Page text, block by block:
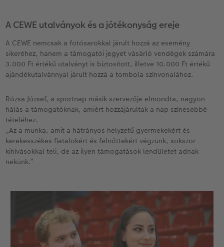
A CEWE utalványok és a jótékonyság ereje
A CEWE nemcsak a fotósarokkal járult hozzá az esemény
sikeréhez, hanem a támogatói jegyet vásárló vendégek számára
3.000 Ft értékű utalványt is biztosított, illetve 10.000 Ft értékű
ajándékutalvánnyal járult hozzá a tombola színvonalához.
Rózsa József, a sportnap másik szervezője elmondta, nagyon
hálás a támogatóknak, amiért hozzájárultak a nap színesebbé
tételéhez.
„Az a munka, amit a hátrányos helyzetű gyermekekért és
kerekesszékes fiatalokért és felnőttekért végzünk, sokszor
kihívásokkal teli, de az ilyen támogatások lendületet adnak
nekünk.”